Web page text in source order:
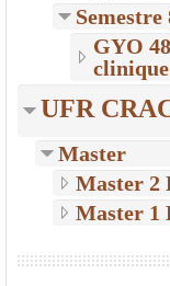
Semestre
GYO
UFR
Master
Master 2
Master 1